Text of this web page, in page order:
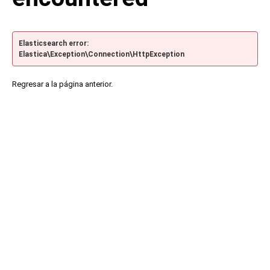
Elasticsearch error:
Elastica\Exception\Connection\HttpException
Regresar a la página anterior.